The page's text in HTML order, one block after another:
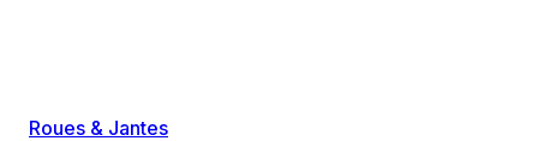
Roues & Jantes